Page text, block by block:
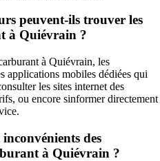
peuvent-ils trouver les
à Quiévrain ?
à Quiévrain, les
applications mobiles dédiées qui
les sites internet des
ou encore sinformer directement
des
à Quiévrain ?